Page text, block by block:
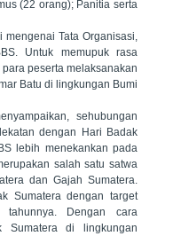
(22 orang); Panitia serta
Tata Organisasi,
Untuk memupuk rasa
peserta melaksanakan
Batu di lingkungan Bumi
sehubungan
dengan Hari Badak
lebih menekankan pada
salah satu satwa
dan Gajah Sumatera.
Sumatera dengan target
Dengan cara
Sumatera di lingkungan